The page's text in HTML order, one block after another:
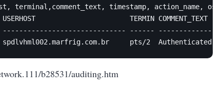
terminal,comment_text, timestamp, action_name,
TERMIN
------
b28531/auditing.htm